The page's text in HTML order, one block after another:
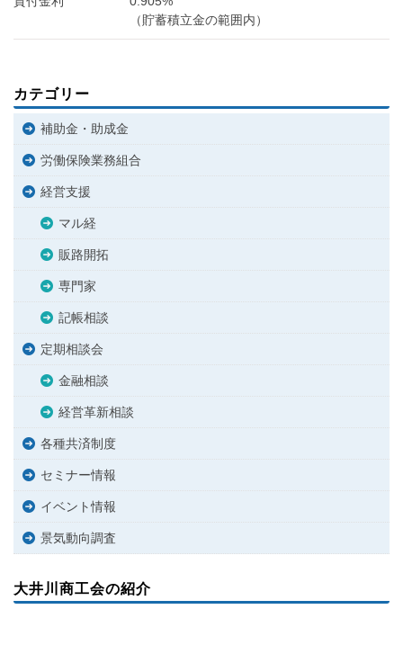
（貯蓄積立金の範囲内）
カテゴリー
補助金・助成金
労働保険業務組合
経営支援
マル経
販路開拓
専門家
記帳相談
定期相談会
金融相談
経営革新相談
各種共済制度
セミナー情報
イベント情報
景気動向調査
大井川商工会の紹介